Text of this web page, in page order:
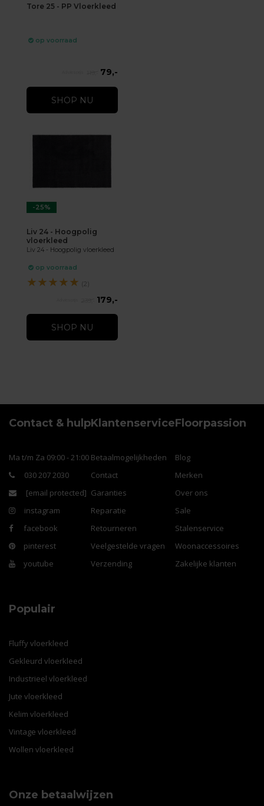
Tore 25 - PP Vloerkleed
op voorraad
79,-
SHOP NU
-25%
Liv 24 - Hoogpolig
vloerkleed
Liv 24 - Hoogpolig vloerkleed
op voorraad
★★★★★ (2)
179,-
SHOP NU
Contact & hulp
Ma t/m Za 09:00 - 21:00
030 207 2030
[email protected]
instagram
facebook
pinterest
youtube
Klantenservice
Betaalmogelijkheden
Contact
Garanties
Reparatie
Retourneren
Veelgestelde vragen
Verzending
Floorpassion
Blog
Merken
Over ons
Sale
Stalenservice
Woonaccessoires
Zakelijke klanten
Populair
Fluffy vloerkleed
Gekleurd vloerkleed
Industrieel vloerkleed
Jute vloerkleed
Kelim vloerkleed
Vintage vloerkleed
Wollen vloerkleed
Onze betaalwijzen